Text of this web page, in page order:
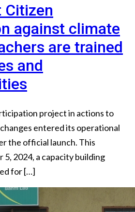
Citizen
against climate
are trained
and
project in actions to
entered its operational
the official launch. This
5, 2024, a capacity building
for […]